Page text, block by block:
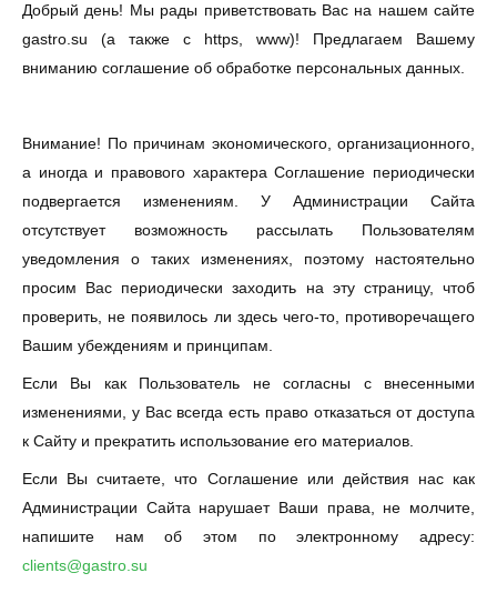
Добрый день! Мы рады приветствовать Вас на нашем сайте
gastro.su (а также с https, www)! Предлагаем Вашему
вниманию соглашение об обработке персональных данных.
Внимание! По причинам экономического, организационного,
а иногда и правового характера Соглашение периодически
подвергается изменениям. У Администрации Сайта
отсутствует возможность рассылать Пользователям
уведомления о таких изменениях, поэтому настоятельно
просим Вас периодически заходить на эту страницу, чтоб
проверить, не появилось ли здесь чего-то, противоречащего
Вашим убеждениям и принципам.
Если Вы как Пользователь не согласны с внесенными
изменениями, у Вас всегда есть право отказаться от доступа
к Сайту и прекратить использование его материалов.
Если Вы считаете, что Соглашение или действия нас как
Администрации Сайта нарушает Ваши права, не молчите,
напишите нам об этом по электронному адресу:
clients@gastro.su